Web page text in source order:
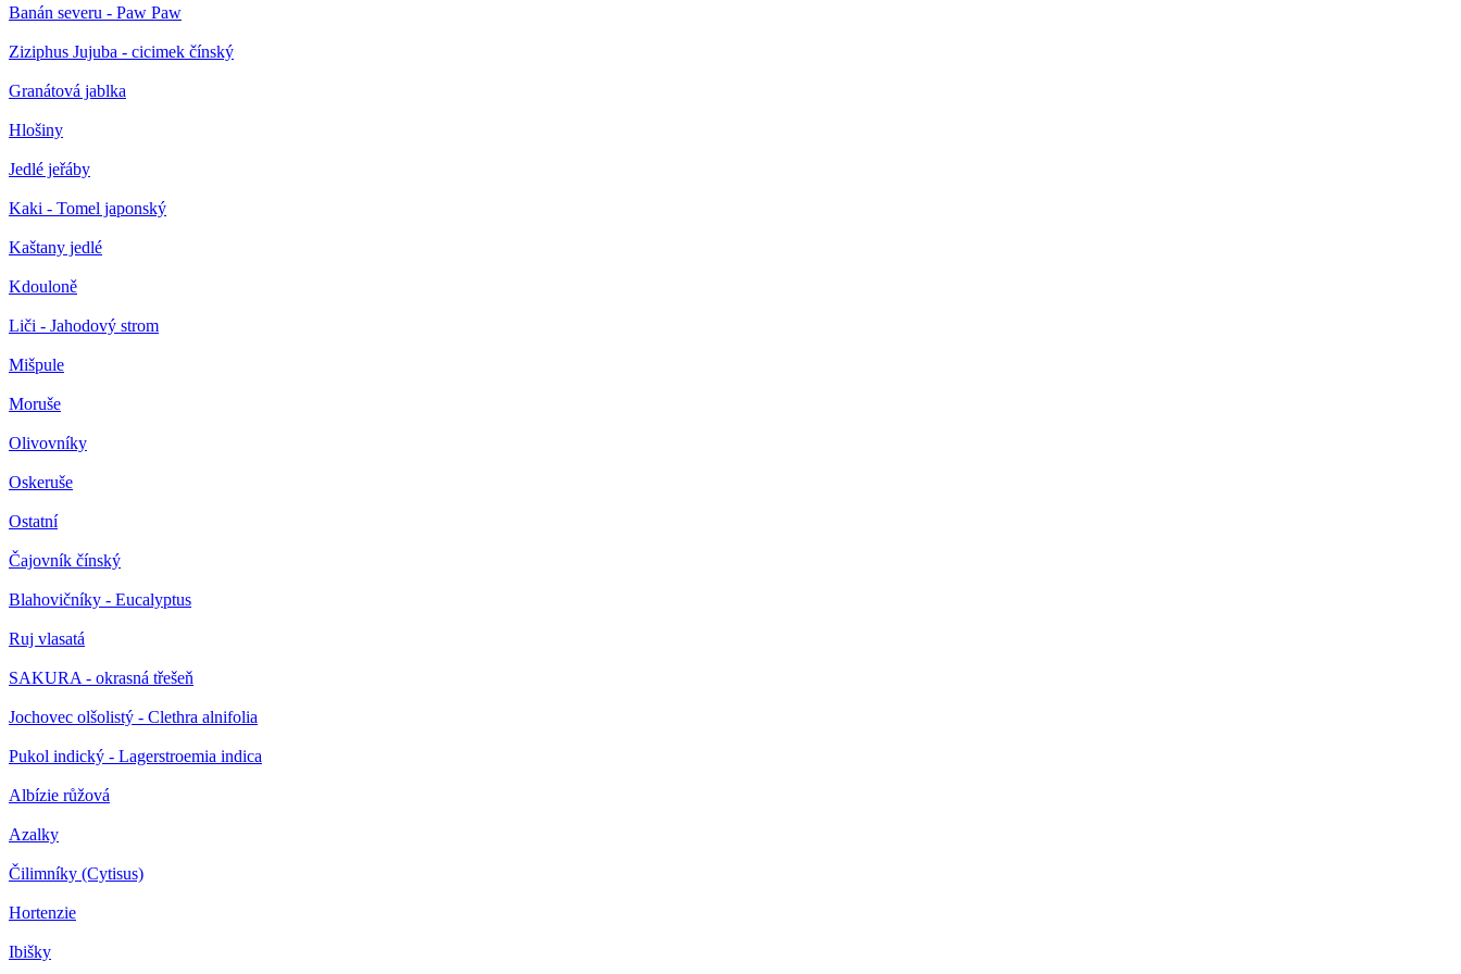
Banán severu - Paw Paw
Ziziphus Jujuba - cicimek čínský
Granátová jablka
Hlošiny
Jedlé jeřáby
Kaki - Tomel japonský
Kaštany jedlé
Kdouloně
Liči - Jahodový strom
Mišpule
Moruše
Olivovníky
Oskeruše
Ostatní
Čajovník čínský
Blahovičníky - Eucalyptus
Ruj vlasatá
SAKURA - okrasná třešeň
Jochovec olšolistý - Clethra alnifolia
Pukol indický - Lagerstroemia indica
Albízie růžová
Azalky
Čilimníky (Cytisus)
Hortenzie
Ibišky